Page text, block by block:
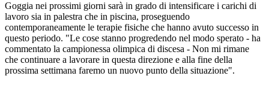
Goggia nei prossimi giorni sarà in grado di intensificare i carichi di
lavoro sia in palestra che in piscina, proseguendo
contemporaneamente le terapie fisiche che hanno avuto successo in
questo periodo. "Le cose stanno progredendo nel modo sperato - ha
commentato la campionessa olimpica di discesa - Non mi rimane
che continuare a lavorare in questa direzione e alla fine della
prossima settimana faremo un nuovo punto della situazione".